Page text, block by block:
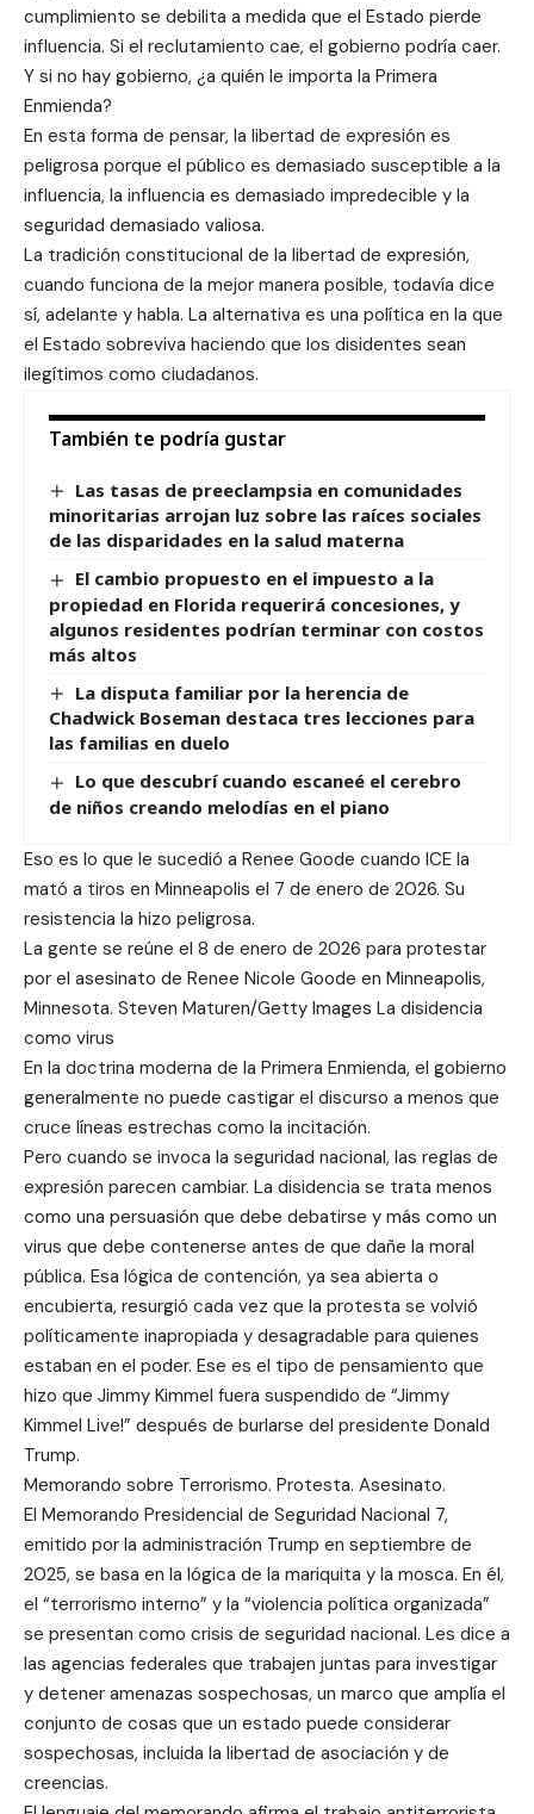
cumplimiento se debilita a medida que el Estado pierde
influencia. Si el reclutamiento cae, el gobierno podría caer.
Y si no hay gobierno, ¿a quién le importa la Primera
Enmienda?
En esta forma de pensar, la libertad de expresión es
peligrosa porque el público es demasiado susceptible a la
influencia, la influencia es demasiado impredecible y la
seguridad demasiado valiosa.
La tradición constitucional de la libertad de expresión,
cuando funciona de la mejor manera posible, todavía dice
sí, adelante y habla. La alternativa es una política en la que
el Estado sobreviva haciendo que los disidentes sean
ilegítimos como ciudadanos.
También te podría gustar
Las tasas de preeclampsia en comunidades
minoritarias arrojan luz sobre las raíces sociales
de las disparidades en la salud materna
El cambio propuesto en el impuesto a la
propiedad en Florida requerirá concesiones, y
algunos residentes podrían terminar con costos
más altos
La disputa familiar por la herencia de
Chadwick Boseman destaca tres lecciones para
las familias en duelo
Lo que descubrí cuando escaneé el cerebro
de niños creando melodías en el piano
Eso es lo que le sucedió a Renee Goode cuando ICE la
mató a tiros en Minneapolis el 7 de enero de 2026. Su
resistencia la hizo peligrosa.
La gente se reúne el 8 de enero de 2026 para protestar
por el asesinato de Renee Nicole Goode en Minneapolis,
Minnesota. Steven Maturen/Getty Images La disidencia
como virus
En la doctrina moderna de la Primera Enmienda, el gobierno
generalmente no puede castigar el discurso a menos que
cruce líneas estrechas como la incitación.
Pero cuando se invoca la seguridad nacional, las reglas de
expresión parecen cambiar. La disidencia se trata menos
como una persuasión que debe debatirse y más como un
virus que debe contenerse antes de que dañe la moral
pública. Esa lógica de contención, ya sea abierta o
encubierta, resurgió cada vez que la protesta se volvió
políticamente inapropiada y desagradable para quienes
estaban en el poder. Ese es el tipo de pensamiento que
hizo que Jimmy Kimmel fuera suspendido de “Jimmy
Kimmel Live!” después de burlarse del presidente Donald
Trump.
Memorando sobre Terrorismo. Protesta. Asesinato.
El Memorando Presidencial de Seguridad Nacional 7,
emitido por la administración Trump en septiembre de
2025, se basa en la lógica de la mariquita y la mosca. En él,
el “terrorismo interno” y la “violencia política organizada”
se presentan como crisis de seguridad nacional. Les dice a
las agencias federales que trabajen juntas para investigar
y detener amenazas sospechosas, un marco que amplía el
conjunto de cosas que un estado puede considerar
sospechosas, incluida la libertad de asociación y de
creencias.